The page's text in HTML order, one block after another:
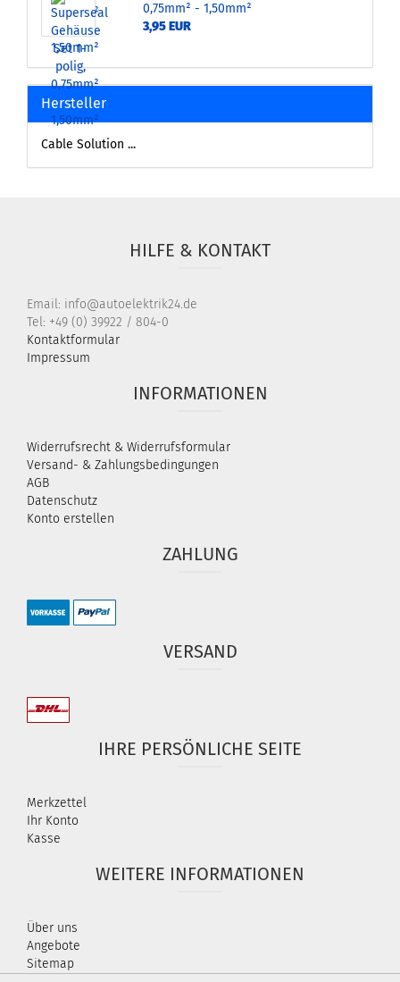
0,75mm² - 1,50mm²
3,95 EUR
Hersteller
Cable Solution ...
HILFE & KONTAKT
Email: info@autoelektrik24.de
Tel: +49 (0) 39922 / 804-0
Kontaktformular
Impressum
INFORMATIONEN
Widerrufsrecht & Widerrufsformular
Versand- & Zahlungsbedingungen
AGB
Datenschutz
Konto erstellen
ZAHLUNG
VERSAND
IHRE PERSÖNLICHE SEITE
Merkzettel
Ihr Konto
Kasse
WEITERE INFORMATIONEN
Über uns
Angebote
Sitemap